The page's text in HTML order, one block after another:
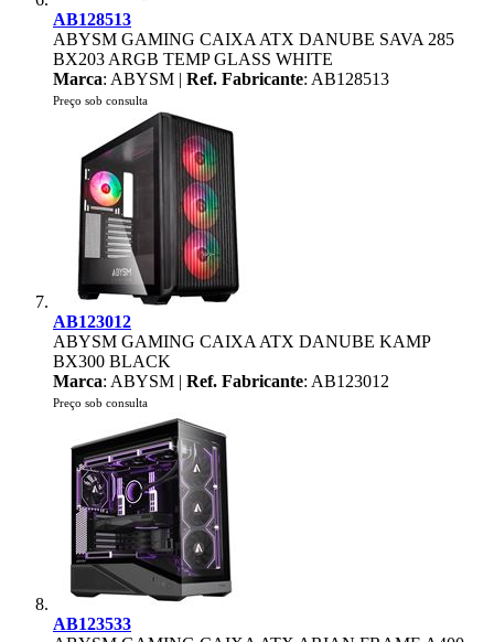
AB128513
ABYSM GAMING CAIXA ATX DANUBE SAVA 285
BX203 ARGB TEMP GLASS WHITE
Marca: ABYSM | Ref. Fabricante: AB128513
Preço sob consulta
AB123012
ABYSM GAMING CAIXA ATX DANUBE KAMP
BX300 BLACK
Marca: ABYSM | Ref. Fabricante: AB123012
Preço sob consulta
AB123533